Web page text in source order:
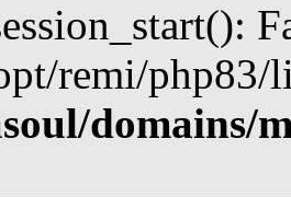
remi/php83/
domains/